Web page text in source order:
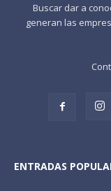
Buscar dar a
generan las
ENTRADAS